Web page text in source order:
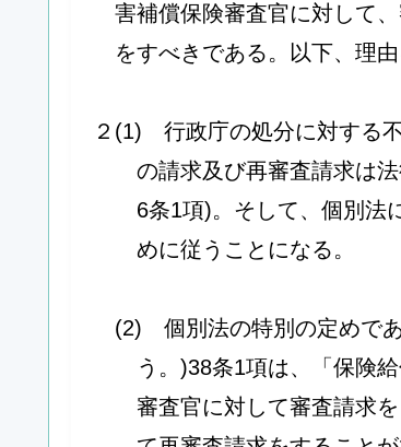
害補償保険審査官に対して
をすべきである。以下、理由
２(1) 行政庁の処分に対する不
の請求及び再審査請求は
6条1項)。そして、個別法
めに従うことになる。
(2) 個別法の特別の定めであ
う。)38条1項は、「保険
審査官に対して審査請求